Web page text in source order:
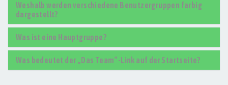
Weshalb werden verschiedene Benutzergruppen farbig
dargestellt?
Was ist eine Hauptgruppe?
Was bedeutet der „Das Team“-Link auf der Startseite?